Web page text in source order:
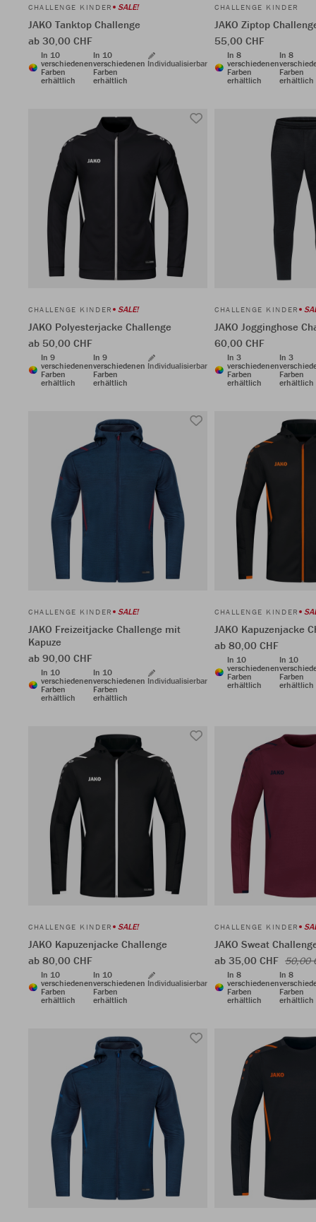
CHALLENGE KINDER SALE!
JAKO Tanktop Challenge
ab 30,00 CHF
In 10
verschiedenen
Farben
erhältlich
In 10
verschiedenen
Farben
erhältlich
Individualisierbar
CHALLENGE KINDER
JAKO Ziptop
55,00 CHF
In 8
verschiedenen
Farben
erhältlich
In 8
Farben
erhältlich
CHALLENGE KINDER SALE!
JAKO Polyesterjacke Challenge
ab 50,00 CHF
In 9
verschiedenen
Farben
erhältlich
In 9
verschiedenen
Farben
erhältlich
Individualisierbar
CHALLENGE KINDER
JAKO Jogginghose
60,00 CHF
In 3
verschiedenen
Farben
erhältlich
In 3
Farben
erhältlich
CHALLENGE KINDER SALE!
JAKO Freizeitjacke Challenge mit
Kapuze
ab 90,00 CHF
In 10
verschiedenen
Farben
erhältlich
In 10
verschiedenen
Farben
erhältlich
Individualisierbar
CHALLENGE KINDER
JAKO Kapuzenjacke
ab 80,00 CHF
In 10
verschiedenen
Farben
erhältlich
In 10
Farben
erhältlich
CHALLENGE KINDER SALE!
JAKO Kapuzenjacke Challenge
ab 80,00 CHF
In 10
verschiedenen
Farben
erhältlich
In 10
verschiedenen
Farben
erhältlich
Individualisierbar
CHALLENGE KINDER
JAKO Sweat
ab 35,00 CHF 50,00
In 8
verschiedenen
Farben
erhältlich
In 8
Farben
erhältlich